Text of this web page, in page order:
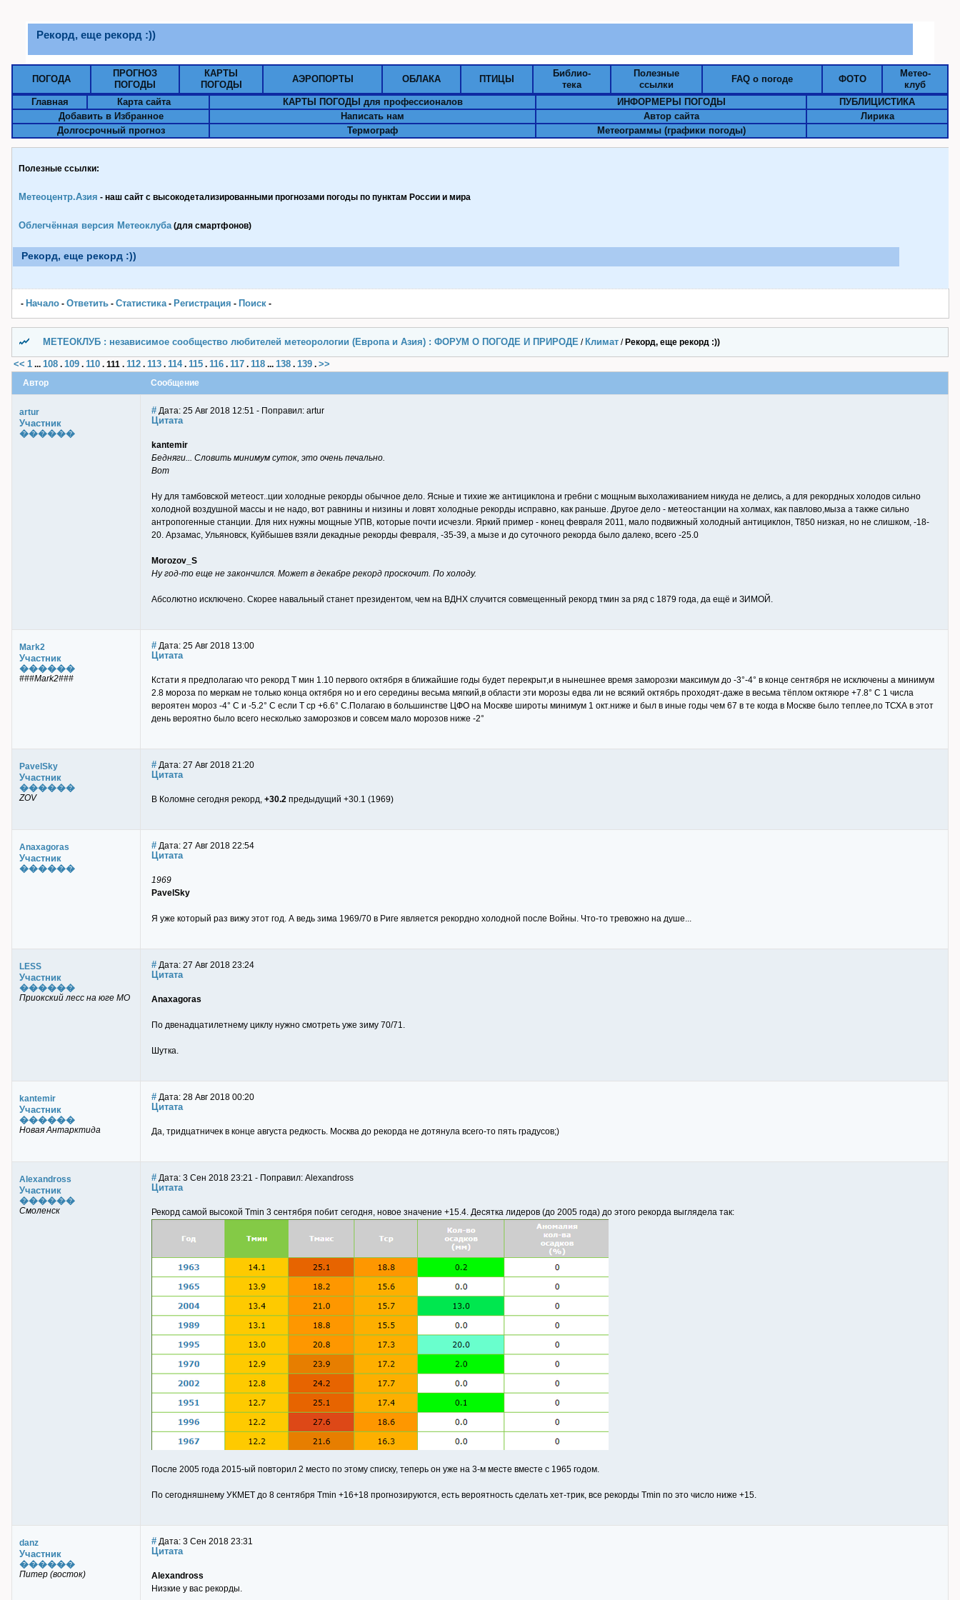
Рекорд, еще рекорд :))
ПОГОДА
ПРОГНОЗ
ПОГОДЫ
КАРТЫ
ПОГОДЫ
АЭРОПОРТЫ ОБЛАКА ПТИЦЫ
Библио-
тека
Полезные
ссылки
FAQ о погоде ФОТО
Метео-
клуб
Главная
Карта сайта КАРТЫ ПОГОДЫ для профессионалов ИНФОРМЕРЫ ПОГОДЫ
ПУБЛИЦИСТИКА
Добавить в Избранное
Написать нам Автор сайта
Лирика
Долгосрочный прогноз
Термограф Метеограммы (графики погоды)
Полезные ссылки:
Метеоцентр.Азия - наш сайт с высокодетализированными прогнозами погоды по пунктам Pоссии и мира
Облегчённая версия Метеоклуба(для смартфонов)
Рекорд, еще рекорд :))
- Начало - Ответить - Статистика- Pегистрация - Поиск -
МЕТЕОКЛУБ : независимое сообщество любителей метеорологии (Европа и Азия) : ФОРУМ О ПОГОДЕ И ПРИРОДЕ / Климат / Рекорд, еще рекорд :))
<< 1 ... 108 . 109 . 110 . 111 . 112 . 113 . 114. 115 . 116 . 117 . 118 ... 138 . 139 . >>
Автор Сообщение
artur
Участник
������
# Дата: 25 Авг 2018 12:51 - Поправил: artur
Цитата
kantemir
Бедняги... Словить минимум суток, это очень печально.
Вот
Ну для тамбовской метеост..ции холодные рекорды обычное дело. Ясные и тихие же антициклона и гребни с мощным выхолаживанием никуда не делись, а для рекордных холодов сильно
холодной воздушной массы и не надо, вот равнины и низины и ловят холодные рекорды исправно, как раньше. Другое дело - метеостанции на холмах, как павлово,мыза а также сильно
антропогенные станции. Для них нужны мощные УПВ, которые почти исчезли. Яркий пример - конец февраля 2011, мало подвижный холодный антициклон, Т850 низкая, но не слишком, -18-
20. Арзамас, Ульяновск, Куйбышев взяли декадные рекорды февраля, -35-39, а мызе и до суточного рекорда было далеко, всего -25.0
Morozov_S
Ну год-то еще не закончился. Может в декабре рекорд проскочит. По холоду.
Абсолютно исключено. Скорее навальный станет президентом, чем на ВДНХ случится совмещенный рекорд тмин за ряд с 1879 года, да ещё и ЗИМОЙ.
Mark2
Участник
������
###Mark2###
# Дата: 25 Авг 2018 13:00
Цитата
Кстати я предполагаю что рекорд Т мин 1.10 первого октября в ближайшие годы будет перекрыт,и в нынешнее время заморозки максимум до -3°-4° в конце сентября не исключены а минимум
2.8 мороза по меркам не только конца октября но и его середины весьма мягкий,в области эти морозы едва ли не всякий октябрь проходят-даже в весьма тёплом октяюре +7.8° С 1 числа
вероятен мороз -4° С и -5.2° С если Т ср +6.6° С.Полагаю в большинстве ЦФО на Москве широты минимум 1 окт.ниже и был в иные годы чем 67 в те когда в Москве было теплее,по ТСХА в этот
день вероятно было всего несколько заморозков и совсем мало морозов ниже -2°
PavelSky
Участник
������
ZOV
# Дата: 27 Авг 2018 21:20
Цитата
В Коломне сегодня рекорд, +30.2 предыдущий +30.1 (1969)
Anaxagoras
Участник
������
# Дата: 27 Авг 2018 22:54
Цитата
1969
PavelSky
Я уже который раз вижу этот год. А ведь зима 1969/70 в Риге является рекордно холодной после Войны. Что-то тревожно на душе...
LESS
Участник
������
Приокский лесс на юге МО
# Дата: 27 Авг 2018 23:24
Цитата
Anaxagoras
По двенадцатилетнему циклу нужно смотреть уже зиму 70/71.
Шутка.
kantemir
Участник
������
Новая Антарктида
# Дата: 28 Авг 2018 00:20
Цитата
Да, тридцатничек в конце августа редкость. Москва до рекорда не дотянула всего-то пять градусов;)
Alexandross
Участник
������
Смоленск
# Дата: 3 Сен 2018 23:21 - Поправил: Alexandross
Цитата
Рекорд самой высокой Tmin 3 сентября побит сегодня, новое значение +15.4. Десятка лидеров (до 2005 года) до этого рекорда выглядела так:
После 2005 года 2015-ый повторил 2 место по этому списку, теперь он уже на 3-м месте вместе с 1965 годом.
По сегодняшнему УКМЕТ до 8 сентября Tmin +16+18 прогнозируются, есть вероятность сделать хет-трик, все рекорды Tmin по это число ниже +15.
danz
Участник
������
Питер (восток)
# Дата: 3 Сен 2018 23:31
Цитата
Alexandross
Низкие у вас рекорды.